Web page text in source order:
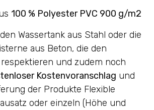
100 % Polyester PVC 900 g/m2
Wassertank aus Stahl oder die
aus Beton, die den
und zudem noch
Kostenvoranschlag und
der Produkte Flexible
oder einzeln (Höhe und